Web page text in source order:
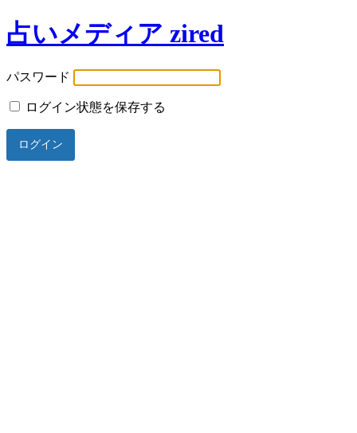
占いメディア zired
パスワード
ログイン状態を保存する